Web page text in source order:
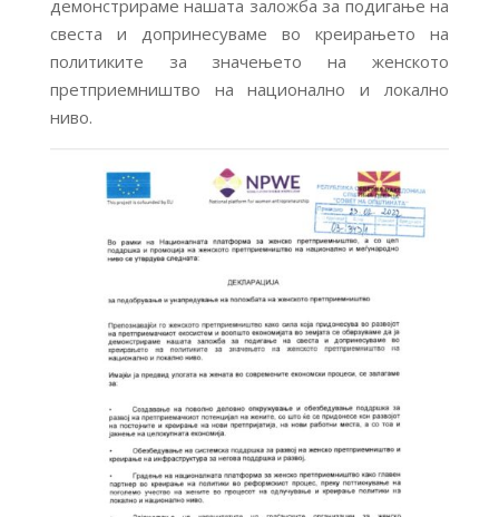
демонстрираме нашата заложба за подигање на
свеста и допринесуваме во креирањето на
политиките за значењето на женското
претприемништво на национално и локално
ниво.